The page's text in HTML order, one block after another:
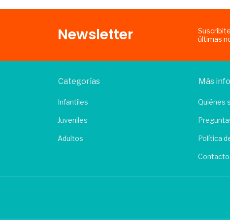
Newsletter
últimas
Categorías
Infantiles
Juveniles
Adultos
Más
Quiénes
Política
Contacto